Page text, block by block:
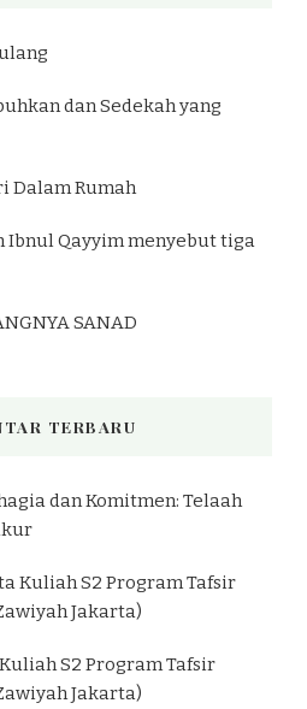
dan Sedekah yang
Dalam Rumah
Ibnul Qayyim menyebut tiga
SANAD
TERBARU
dan Komitmen: Telaah
Kuliah S2 Program Tafsir
Jakarta)
S2 Program Tafsir
Jakarta)